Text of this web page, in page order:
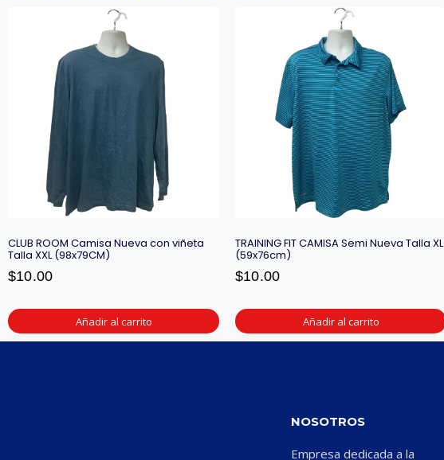
CLUB ROOM Camisa Nueva con viñeta
Talla XXL (98x79CM)
$10.00
Añadir al carrito
TRAINING FIT CAMISA Semi Nueva Talla XL
(59x76cm)
$10.00
Añadir al carrito
NOSOTROS
Empresa dedicada a la